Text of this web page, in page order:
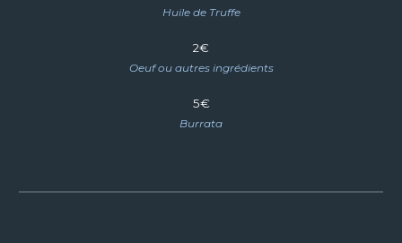
Huile de Truffe
2€
Oeuf ou autres ingrédients
5€
Burrata